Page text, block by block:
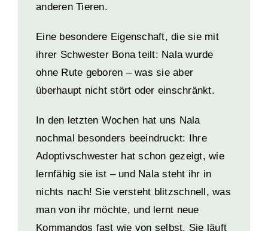
anderen Tieren.
Eine besondere Eigenschaft, die sie mit
ihrer Schwester Bona teilt: Nala wurde
ohne Rute geboren – was sie aber
überhaupt nicht stört oder einschränkt.
In den letzten Wochen hat uns Nala
nochmal besonders beeindruckt: Ihre
Adoptivschwester hat schon gezeigt, wie
lernfähig sie ist – und Nala steht ihr in
nichts nach! Sie versteht blitzschnell, was
man von ihr möchte, und lernt neue
Kommandos fast wie von selbst. Sie läuft